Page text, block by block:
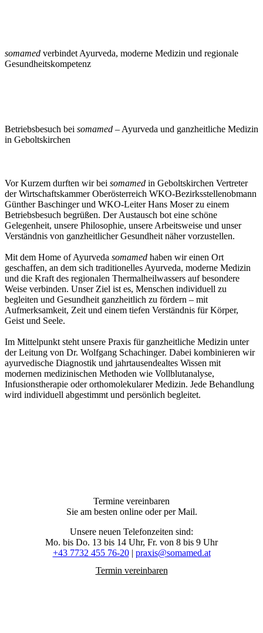
somamed verbindet Ayurveda, moderne Medizin und regionale
Gesundheitskompetenz
Betriebsbesuch bei somamed – Ayurveda und ganzheitliche Medizin
in Geboltskirchen
Vor Kurzem durften wir bei somamed in Geboltskirchen Vertreter
der Wirtschaftskammer Oberösterreich WKO-Bezirksstellenobmann
Günther Baschinger und WKO-Leiter Hans Moser zu einem
Betriebsbesuch begrüßen. Der Austausch bot eine schöne
Gelegenheit, unsere Philosophie, unsere Arbeitsweise und unser
Verständnis von ganzheitlicher Gesundheit näher vorzustellen.
Mit dem Home of Ayurveda somamed haben wir einen Ort
geschaffen, an dem sich traditionelles Ayurveda, moderne Medizin
und die Kraft des regionalen Thermalheilwassers auf besondere
Weise verbinden. Unser Ziel ist es, Menschen individuell zu
begleiten und Gesundheit ganzheitlich zu fördern – mit
Aufmerksamkeit, Zeit und einem tiefen Verständnis für Körper,
Geist und Seele.
Im Mittelpunkt steht unsere Praxis für ganzheitliche Medizin unter
der Leitung von Dr. Wolfgang Schachinger. Dabei kombinieren wir
ayurvedische Diagnostik und jahrtausendealtes Wissen mit
modernen medizinischen Methoden wie Vollblutanalyse,
Infusionstherapie oder orthomolekularer Medizin. Jede Behandlung
wird individuell abgestimmt und persönlich begleitet.
Termine vereinbaren
Sie am besten online oder per Mail.
Unsere neuen Telefonzeiten sind:
Mo. bis Do. 13 bis 14 Uhr, Fr. von 8 bis 9 Uhr
+43 7732 455 76-20| praxis@somamed.at
Termin vereinbaren